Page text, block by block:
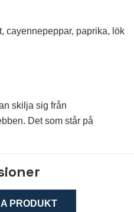
cayennepeppar, paprika, lök
skilja sig från
Det som står på
PRODUKT